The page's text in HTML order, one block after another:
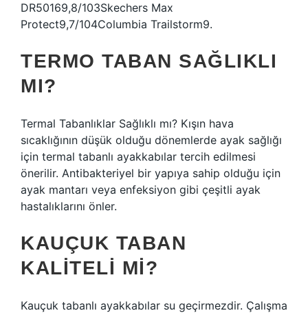
DR50169,8/103Skechers Max
Protect9,7/104Columbia Trailstorm9.
TERMO TABAN SAĞLIKLI
MI?
Termal Tabanlıklar Sağlıklı mı? Kışın hava
sıcaklığının düşük olduğu dönemlerde ayak sağlığı
için termal tabanlı ayakkabılar tercih edilmesi
önerilir. Antibakteriyel bir yapıya sahip olduğu için
ayak mantarı veya enfeksiyon gibi çeşitli ayak
hastalıklarını önler.
KAUÇUK TABAN
KALITELI MI?
Kauçuk tabanlı ayakkabılar su geçirmezdir. Çalışma